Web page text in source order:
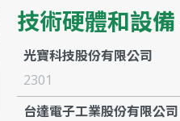
技術硬體和設備
光寶科技股份有限公司
2301
台達電子工業股份有限公司